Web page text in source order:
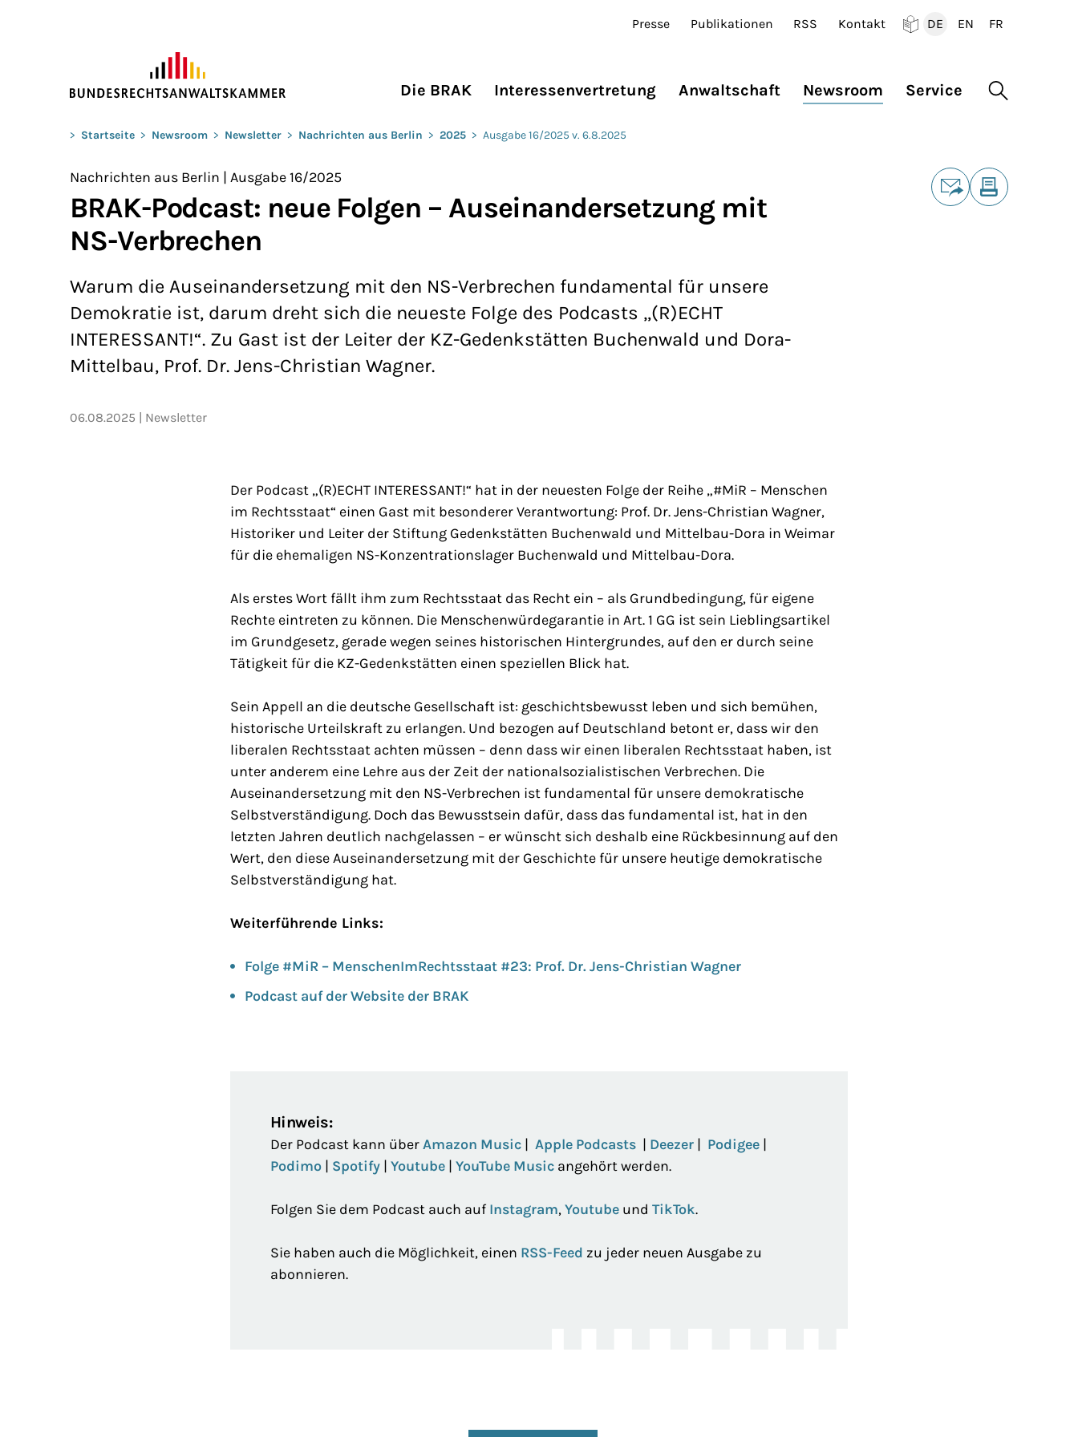
Presse Publikationen RSS Kontakt
DE
EN
FR
Die BRAK Interessenvertretung Anwaltschaft Newsroom Service Suche
Sie befinden sich hier:
> Startseite > Newsroom > Newsletter > Nachrichten aus Berlin > 2025 > Ausgabe 16/2025 v. 6.8.2025
Nachrichten aus Berlin | Ausgabe 16/2025
BRAK-Podcast: neue Folgen – Auseinandersetzung mit
NS-Verbrechen
Warum die Auseinandersetzung mit den NS-Verbrechen fundamental für unsere
Demokratie ist, darum dreht sich die neueste Folge des Podcasts „(R)ECHT
INTERESSANT!“. Zu Gast ist der Leiter der KZ-Gedenkstätten Buchenwald und Dora-
Mittelbau, Prof. Dr. Jens-Christian Wagner.
06.08.2025 Newsletter
Der Podcast „(R)ECHT INTERESSANT!“ hat in der neuesten Folge der Reihe „#MiR – Menschen
im Rechtsstaat“ einen Gast mit besonderer Verantwortung: Prof. Dr. Jens-Christian Wagner,
Historiker und Leiter der Stiftung Gedenkstätten Buchenwald und Mittelbau-Dora in Weimar
für die ehemaligen NS-Konzentrationslager Buchenwald und Mittelbau-Dora.
Als erstes Wort fällt ihm zum Rechtsstaat das Recht ein – als Grundbedingung, für eigene
Rechte eintreten zu können. Die Menschenwürdegarantie in Art. 1 GG ist sein Lieblingsartikel
im Grundgesetz, gerade wegen seines historischen Hintergrundes, auf den er durch seine
Tätigkeit für die KZ-Gedenkstätten einen speziellen Blick hat.
Sein Appell an die deutsche Gesellschaft ist: geschichtsbewusst leben und sich bemühen,
historische Urteilskraft zu erlangen. Und bezogen auf Deutschland betont er, dass wir den
liberalen Rechtsstaat achten müssen – denn dass wir einen liberalen Rechtsstaat haben, ist
unter anderem eine Lehre aus der Zeit der nationalsozialistischen Verbrechen. Die
Auseinandersetzung mit den NS-Verbrechen ist fundamental für unsere demokratische
Selbstverständigung. Doch das Bewusstsein dafür, dass das fundamental ist, hat in den
letzten Jahren deutlich nachgelassen – er wünscht sich deshalb eine Rückbesinnung auf den
Wert, den diese Auseinandersetzung mit der Geschichte für unsere heutige demokratische
Selbstverständigung hat.
Weiterführende Links:
Folge #MiR – MenschenImRechtsstaat #23: Prof. Dr. Jens-Christian Wagner
Podcast auf der Website der BRAK
Hinweis:
Der Podcast kann überAmazon Music | Apple Podcasts | Deezer | Podigee |
Podimo | Spotify | Youtube | YouTube Music angehört werden.
Folgen Sie dem Podcast auch auf Instagram,Youtube und TikTok.
Sie haben auch die Möglichkeit, einen RSS-Feed zu jeder neuen Ausgabe zu
abonnieren.